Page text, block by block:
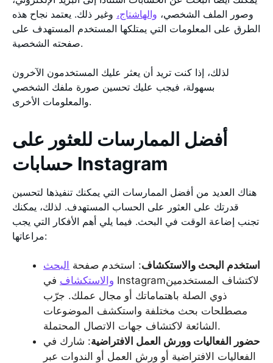
وصور الملف الشخصي، والهاشتاج، وغير ذلك. يعتمد نجاح هذه
الطرق على المعلومات التي يمتلكها المستخدم المستهدف على
صفحته الشخصية.
لذلك، إذا كنت تريد أن يعثر عليك المستخدمون الآخرون
بسهولة، فيجب عليك تحسين صورة ملفك الشخصي
والمعلومات الأخرى.
أفضل الممارسات للعثور على
حسابات Instagram
هناك العديد من أفضل الممارسات التي يمكنك تنفيذها لتحسين
قدرتك على العثور على الحساب المستهدف. لذلك، يمكنك
تجنب إضاعة الوقت في البحث. فيما يلي أهم الأفكار التي يجب
مراعاتها:
استخدم البحث والاستكشاف: استخدم صفحة البحث
والاستكشاف في Instagramلاكتشاف المستخدمين
ذوي الصلة باهتماماتك أو مجال عملك. جرّب
مصطلحات بحث مختلفة واستكشف الموضوعات
الشائعة لاكتشاف جهات الاتصال المحتملة.
حضور الفعاليات وورش العمل الافتراضية: شارك في
الفعاليات الافتراضية أو ورش العمل أو الندوات عبر